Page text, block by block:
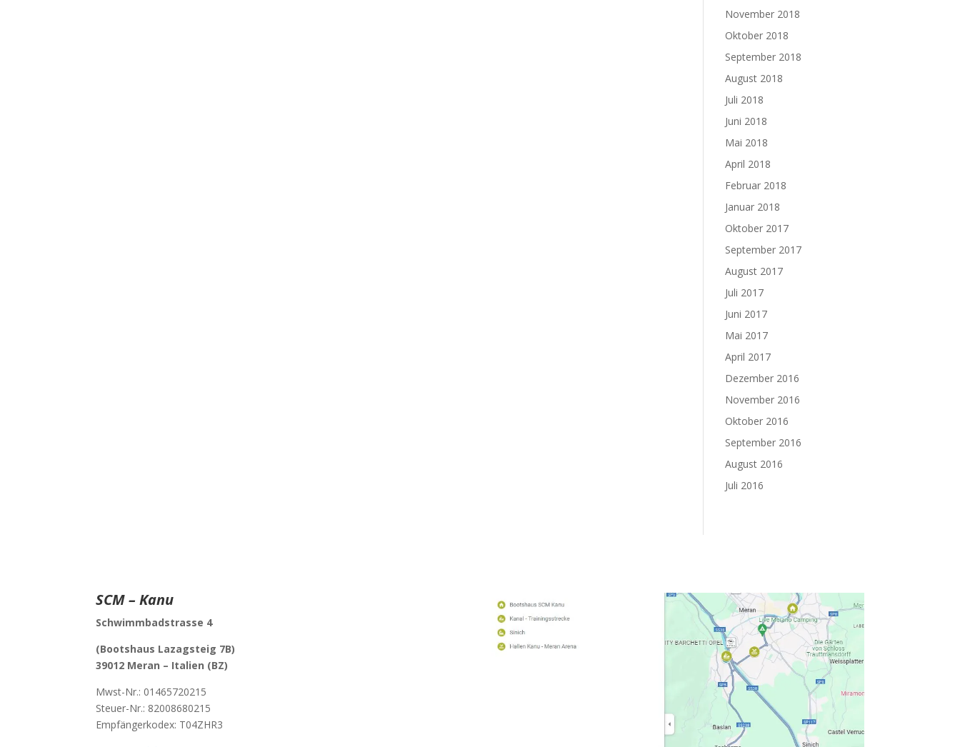
November 2018
Oktober 2018
September 2018
August 2018
Juli 2018
Juni 2018
Mai 2018
April 2018
Februar 2018
Januar 2018
Oktober 2017
September 2017
August 2017
Juli 2017
Juni 2017
Mai 2017
April 2017
Dezember 2016
November 2016
Oktober 2016
September 2016
August 2016
Juli 2016
SCM – Kanu
Schwimmbadstrasse 4
(Bootshaus Lazagsteig 7B)
39012 Meran – Italien (BZ)
Mwst-Nr.: 01465720215
Steuer-Nr.: 82008680215
Empfängerkodex: T04ZHR3